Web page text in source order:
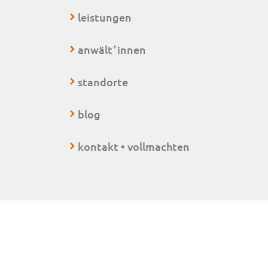
leistungen
anwält+innen
standorte
blog
kontakt • vollmachten